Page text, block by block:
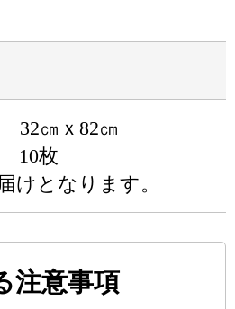
32㎝ｘ82㎝
10枚
けとなります。
注意事項